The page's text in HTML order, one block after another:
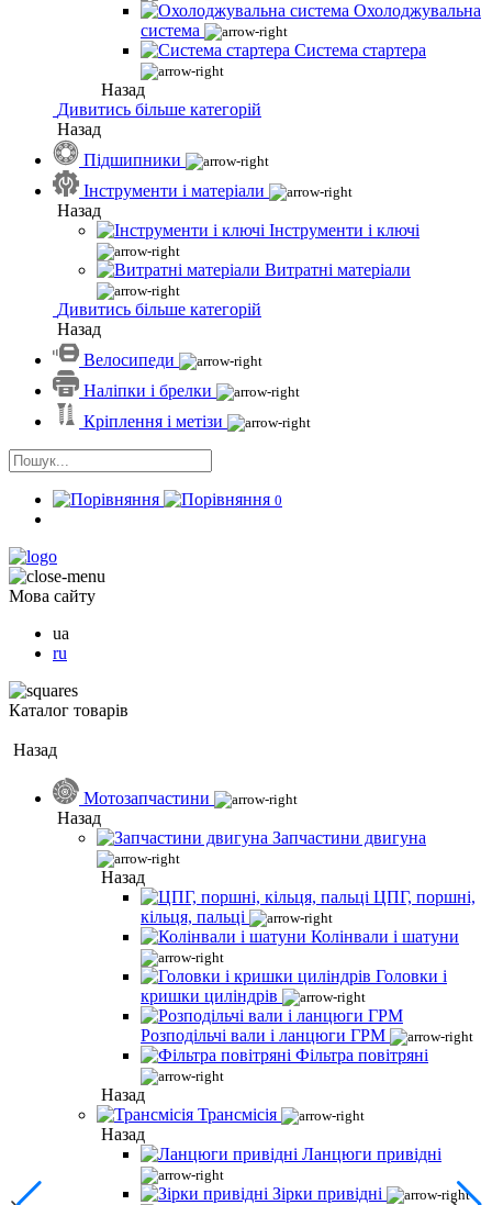
Охолоджувальна
система
Система стартера
Назад
Дивитись більше категорій
Назад
Підшипники
Інструменти і матеріали
Назад
Інструменти і ключі
Витратні матеріали
Дивитись більше категорій
Назад
Велосипеди
Наліпки і брелки
Кріплення і метізи
0
Мова сайту
ua
ru
Каталог товарів
Назад
Мотозапчастини
Назад
Запчастини двигуна
Назад
ЦПГ, поршні,
кільця, пальці
Колінвали і шатуни
Головки і
кришки циліндрів
Розподільчі вали і ланцюги ГРМ
Фільтра повітряні
Назад
Трансмісія
Назад
Ланцюги привідні
Зірки привідні